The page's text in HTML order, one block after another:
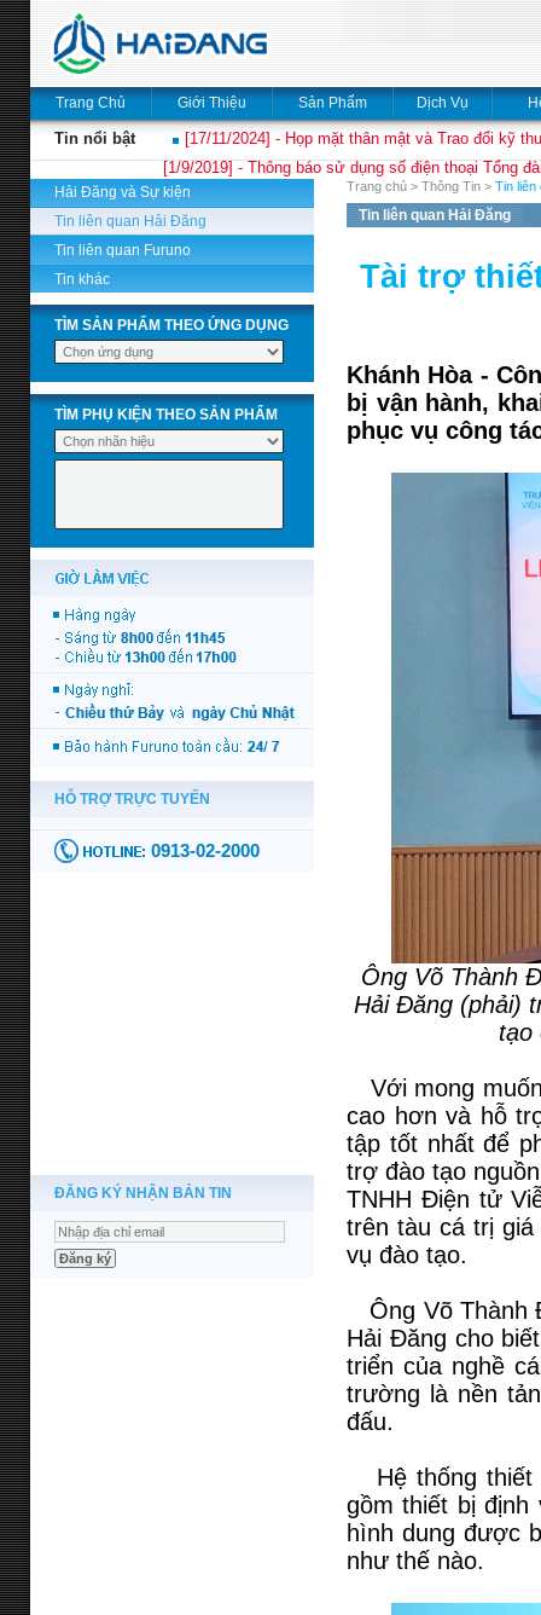
Trang Chủ Giới Thiệu Sản Phẩm Dịch Vụ
Tin nổi bật
[17/11/2024] - Họp mặt thân mật và Trao đổi kỹ
[1/9/2019] - Thông báo sử dụng số điện thoại Tổng
Hải Đăng và Sự kiện
Tin liên quan Hải Đăng
Tin liên quan Furuno
Tin khác
TÌM SẢN PHẨM THEO ỨNG DỤNG
TÌM PHỤ KIỆN THEO SẢN PHẨM
ĐĂNG KÝ NHẬN BẢN TIN
Trang chủ > Thông Tin > Tin liên
Tin liên quan Hải Đăng
Tài trợ
Khánh Hòa -
bị vận hành,
phục vụ công
Ông Võ Thành
Hải Đăng (phải)
tạo
Với mong
cao hơn và hỗ
tập tốt nhất để
trợ đào tạo
TNHH Điện tử
trên tàu cá trị
vụ đào tạo.
Ông Võ Thành
Hải Đăng cho
triển của nghề
trường là nền
đấu.
Hệ thống thiết
gồm thiết bị
hình dung được
như thế nào.